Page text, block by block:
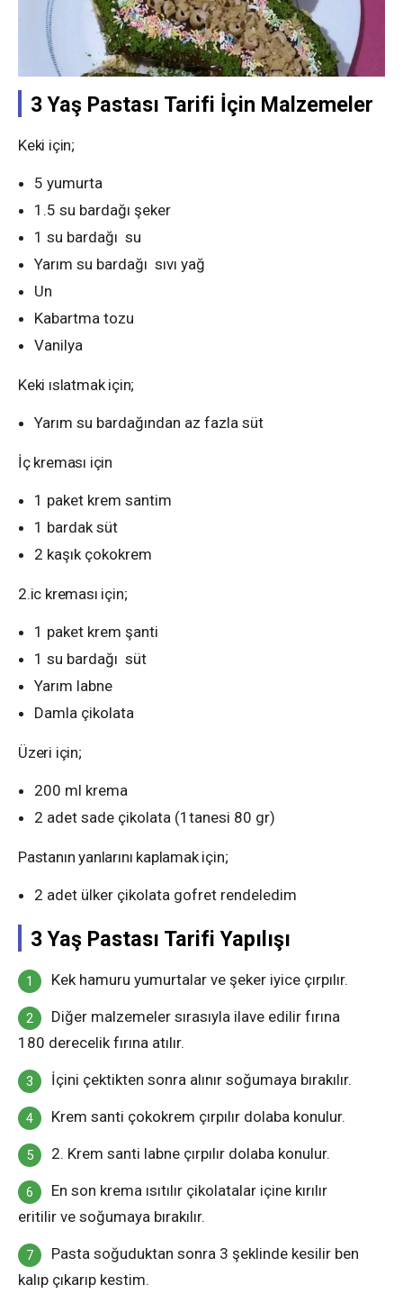
3 Yaş Pastası Tarifi İçin Malzemeler
Keki için;
5 yumurta
1.5 su bardağı şeker
1 su bardağı su
Yarım su bardağı sıvı yağ
Un
Kabartma tozu
Vanilya
Keki ıslatmak için;
Yarım su bardağından az fazla süt
İç kreması için
1 paket krem santim
1 bardak süt
2 kaşık çokokrem
2.ic kreması için;
1 paket krem şanti
1 su bardağı süt
Yarım labne
Damla çikolata
Üzeri için;
200 ml krema
2 adet sade çikolata (1tanesi 80 gr)
Pastanın yanlarını kaplamak için;
2 adet ülker çikolata gofret rendeledim
3 Yaş Pastası Tarifi Yapılışı
Kek hamuru yumurtalar ve şeker iyice çırpılır.
Diğer malzemeler sırasıyla ilave edilir fırına
180 derecelik fırına atılır.
İçini çektikten sonra alınır soğumaya bırakılır.
Krem santi çokokrem çırpılır dolaba konulur.
2. Krem santi labne çırpılır dolaba konulur.
En son krema ısıtılır çikolatalar içine kırılır
eritilir ve soğumaya bırakılır.
Pasta soğuduktan sonra 3 şeklinde kesilir ben
kalıp çıkarıp kestim.